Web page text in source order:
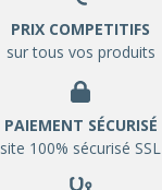
PRIX COMPETITIFS
sur tous vos produits
PAIEMENT SÉCURISÉ
site 100% sécurisé SSL